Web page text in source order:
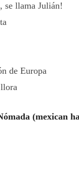
se llama Julián!
de Europa
(mexican